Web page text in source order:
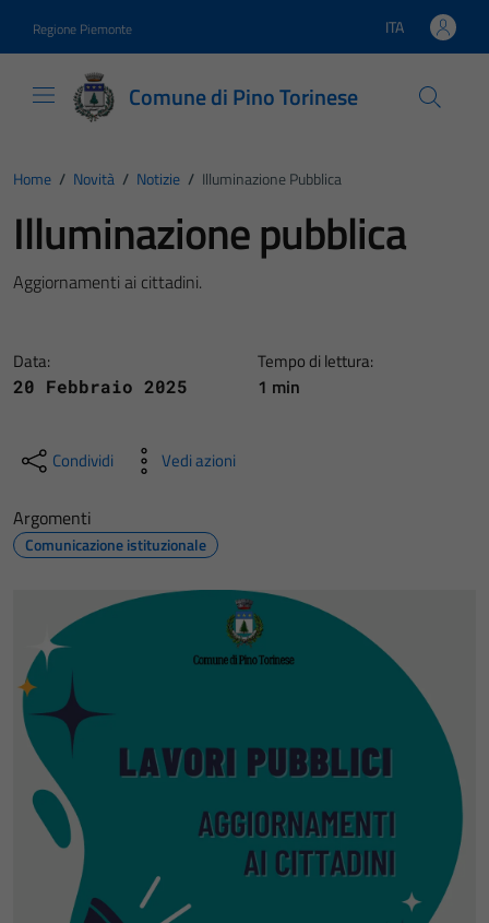
Regione Piemonte Lingua attiva:
ITA
Comune di Pino Torinese
Home / Novità / Notizie / Illuminazione Pubblica
Illuminazione pubblica
Aggiornamenti ai cittadini.
Data:
20 Febbraio 2025
Tempo di lettura:
1 min
Condividi Vedi azioni
Argomenti
Comunicazione istituzionale